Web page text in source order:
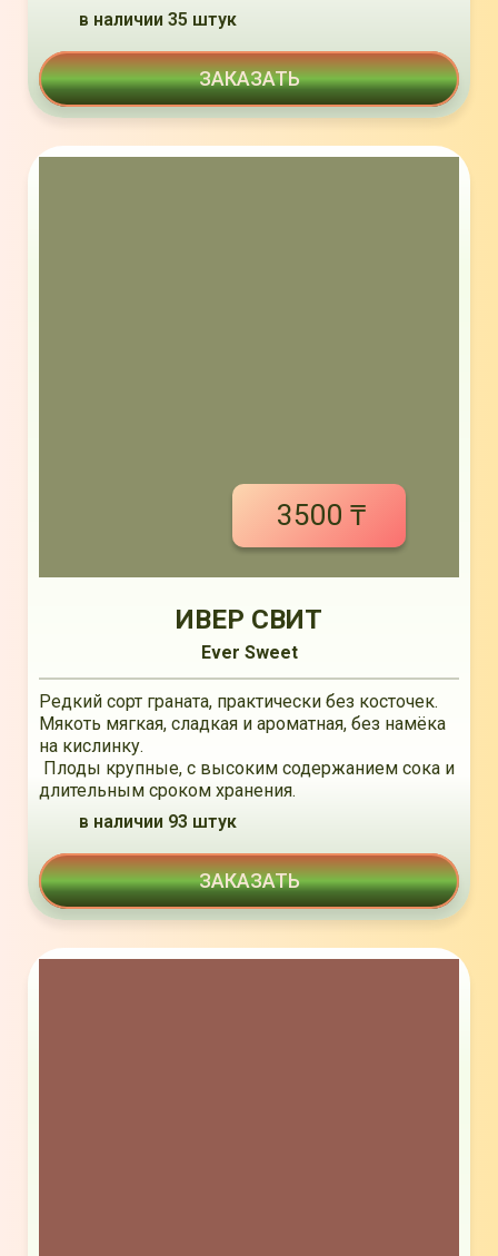
в наличии 35 штук
ЗАКАЗАТЬ
3500 ₸
ИВЕР СВИТ
Ever Sweet
Редкий сорт граната, практически без косточек.
Мякоть мягкая, сладкая и ароматная, без намёка
на кислинку.
Плоды крупные, с высоким содержанием сока и
длительным сроком хранения.
в наличии 93 штук
ЗАКАЗАТЬ